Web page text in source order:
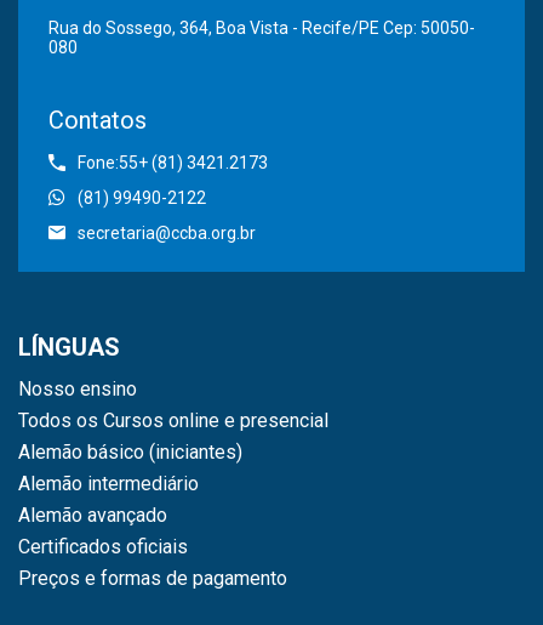
Rua do Sossego, 364, Boa Vista - Recife/PE Cep: 50050-
080
Contatos
Fone:55+ (81) 3421.2173
(81) 99490-2122
secretaria@ccba.org.br
LÍNGUAS
Nosso ensino
Todos os Cursos online e presencial
Alemão básico (iniciantes)
Alemão intermediário
Alemão avançado
Certificados oficiais
Preços e formas de pagamento